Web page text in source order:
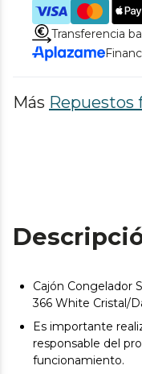
Transferencia
Más Repuestos
Cajón Congelador
366 White Cristal/
Es importante
responsable del
funcionamiento.